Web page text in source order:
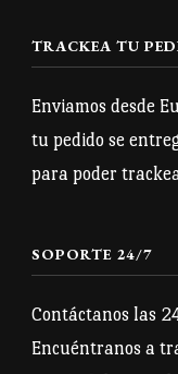
TRACKEA TU
Enviamos desde
tu pedido se
para poder
SOPORTE 24/7
Contáctanos las
Encuéntranos a